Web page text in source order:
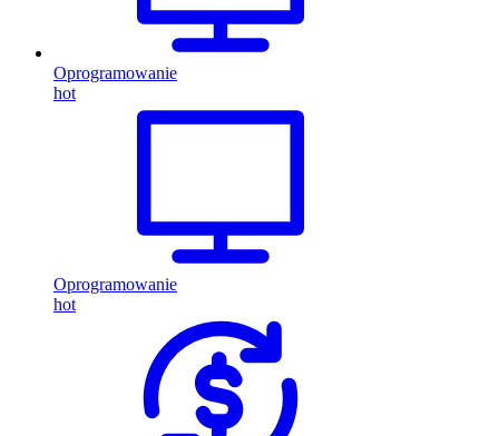
Oprogramowanie
hot
Oprogramowanie
hot